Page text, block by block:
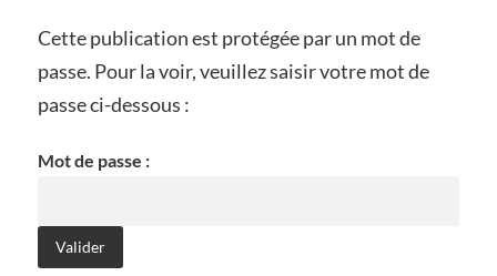
Cette publication est protégée par un mot de
passe. Pour la voir, veuillez saisir votre mot de
passe ci-dessous :
Mot de passe :